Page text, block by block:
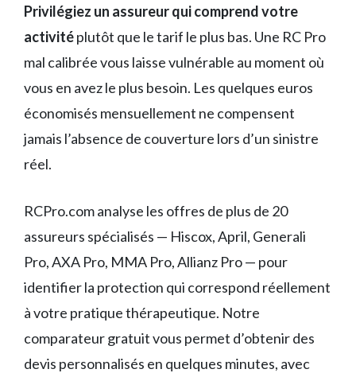
Privilégiez un assureur qui comprend votre
activitéplutôt que le tarif le plus bas. Une RC Pro
mal calibrée vous laisse vulnérable au moment où
vous en avez le plus besoin. Les quelques euros
économisés mensuellement ne compensent
jamais l’absence de couverture lors d’un sinistre
réel.
RCPro.com analyse les offres de plus de 20
assureurs spécialisés — Hiscox, April, Generali
Pro, AXA Pro, MMA Pro, Allianz Pro — pour
identifier la protection qui correspond réellement
à votre pratique thérapeutique. Notre
comparateur gratuit vous permet d’obtenir des
devis personnalisés en quelques minutes, avec